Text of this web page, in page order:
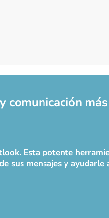
más
Esta potente
sus mensajes y ayudarle